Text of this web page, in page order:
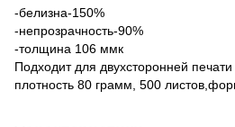
-белизна-150%
-непрозрачность-90%
-толщина 106 ммк
Подходит для двухсторонней
плотность 80 грамм, 500